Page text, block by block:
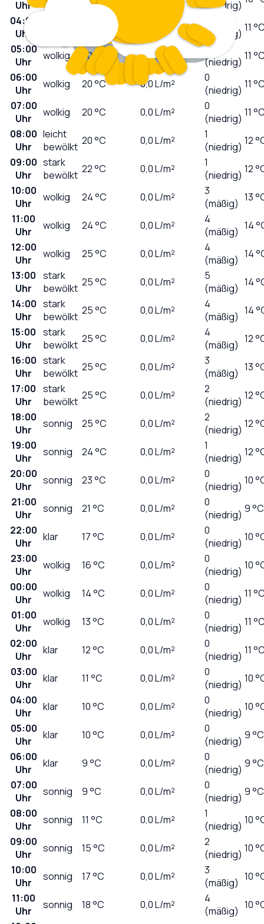
Uhr (niedrig)
04:00
Uhr
L/m²
(niedrig) 11
05:00
Uhr
wolkig 20°C 0,0L/m²
0
(niedrig) 11
06:00
Uhr
wolkig 20°C 0,0L/m²
0
(niedrig) 11
07:00
Uhr
wolkig 20°C 0,0L/m²
0
(niedrig) 11
08:00
Uhr
leicht
bewölkt 20°C 0,0L/m²
1
(niedrig) 12
09:00
Uhr
stark
bewölkt 22°C 0,0L/m²
1
(niedrig) 12
10:00
Uhr
wolkig 24°C 0,0L/m²
3
(mäßig) 13
11:00
Uhr
wolkig 24°C 0,0L/m²
4
(mäßig) 14
12:00
Uhr
wolkig 25°C 0,0L/m²
4
(mäßig) 14
13:00
Uhr
stark
bewölkt 25°C 0,0L/m²
5
(mäßig) 14
14:00
Uhr
stark
bewölkt 25°C 0,0L/m²
4
(mäßig) 14
15:00
Uhr
stark
bewölkt 25°C 0,0L/m²
4
(mäßig) 12
16:00
Uhr
stark
bewölkt 25°C 0,0L/m²
3
(mäßig) 13
17:00
Uhr
stark
bewölkt 25°C 0,0L/m²
2
(niedrig) 12
18:00
Uhr
sonnig 25°C 0,0L/m²
2
(niedrig) 12
19:00
Uhr
sonnig 24°C 0,0L/m²
1
(niedrig) 12
20:00
Uhr
sonnig 23°C 0,0L/m²
0
(niedrig) 10
21:00
Uhr
sonnig 21 °C 0,0L/m²
0
(niedrig) 9 °C
22:00
Uhr
klar 17°C 0,0L/m²
0
(niedrig) 10
23:00
Uhr
wolkig 16°C 0,0L/m²
0
(niedrig) 10
00:00
Uhr
wolkig 14°C 0,0L/m²
0
(niedrig) 11
01:00
Uhr
wolkig 13°C 0,0L/m²
0
(niedrig) 11
02:00
Uhr
klar 12°C 0,0L/m²
0
(niedrig) 11
03:00
Uhr
klar 11 °C 0,0L/m²
0
(niedrig) 10
04:00
Uhr
klar 10°C 0,0L/m²
0
(niedrig) 10
05:00
Uhr
klar 10°C 0,0L/m²
0
(niedrig) 9 °C
06:00
Uhr
klar 9°C 0,0L/m²
0
(niedrig) 9 °C
07:00
Uhr
sonnig 9°C 0,0L/m²
0
(niedrig) 9 °C
08:00
Uhr
sonnig 11 °C 0,0L/m²
1
(niedrig) 10
09:00
Uhr
sonnig 15°C 0,0L/m²
2
(niedrig) 10
10:00
Uhr
sonnig 17°C 0,0L/m²
3
(mäßig) 10
11:00
Uhr
sonnig 18°C 0,0L/m²
4
(mäßig) 10